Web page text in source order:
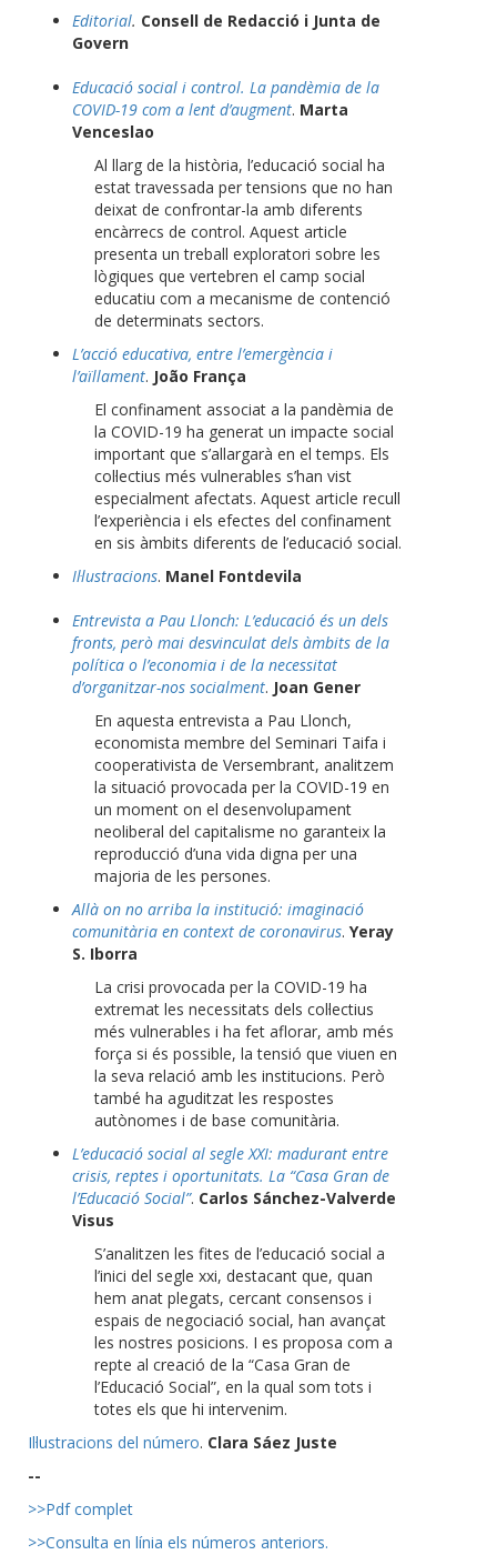
Editorial. Consell de Redacció i Junta de
Govern
Educació social i control. La pandèmia de la
COVID-19 com a lent d’augment. Marta
Venceslao
Al llarg de la història, l’educació social ha
estat travessada per tensions que no han
deixat de confrontar-la amb diferents
encàrrecs de control. Aquest article
presenta un treball exploratori sobre les
lògiques que vertebren el camp social
educatiu com a mecanisme de contenció
de determinats sectors.
L’acció educativa, entre l’emergència i
l’aïllament. João França
El confinament associat a la pandèmia de
la COVID-19 ha generat un impacte social
important que s’allargarà en el temps. Els
col·lectius més vulnerables s’han vist
especialment afectats. Aquest article recull
l’experiència i els efectes del confinament
en sis àmbits diferents de l’educació social.
Il·lustracions. Manel Fontdevila
Entrevista a Pau Llonch: L’educació és un dels
fronts, però mai desvinculat dels àmbits de la
política o l’economia i de la necessitat
d’organitzar-nos socialment. Joan Gener
En aquesta entrevista a Pau Llonch,
economista membre del Seminari Taifa i
cooperativista de Versembrant, analitzem
la situació provocada per la COVID-19 en
un moment on el desenvolupament
neoliberal del capitalisme no garanteix la
reproducció d’una vida digna per una
majoria de les persones.
Allà on no arriba la institució: imaginació
comunitària en context de coronavirus. Yeray
S. Iborra
La crisi provocada per la COVID-19 ha
extremat les necessitats dels col·lectius
més vulnerables i ha fet aflorar, amb més
força si és possible, la tensió que viuen en
la seva relació amb les institucions. Però
també ha aguditzat les respostes
autònomes i de base comunitària.
L’educació social al segle XXI: madurant entre
crisis, reptes i oportunitats. La “Casa Gran de
l’Educació Social”. Carlos Sánchez-Valverde
Visus
S’analitzen les fites de l’educació social a
l’inici del segle xxi, destacant que, quan
hem anat plegats, cercant consensos i
espais de negociació social, han avançat
les nostres posicions. I es proposa com a
repte al creació de la “Casa Gran de
l’Educació Social”, en la qual som tots i
totes els que hi intervenim.
Il·lustracions del número. Clara Sáez Juste
--
>>Pdf complet
>>Consulta en línia els números anteriors.